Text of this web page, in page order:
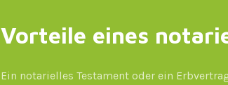
Vorteile eines
Ein notarielles Testament oder ein